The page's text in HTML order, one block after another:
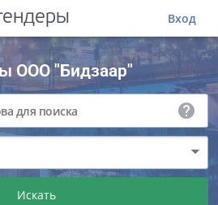
Вход
ООО "Бидзаар"
help
Искать